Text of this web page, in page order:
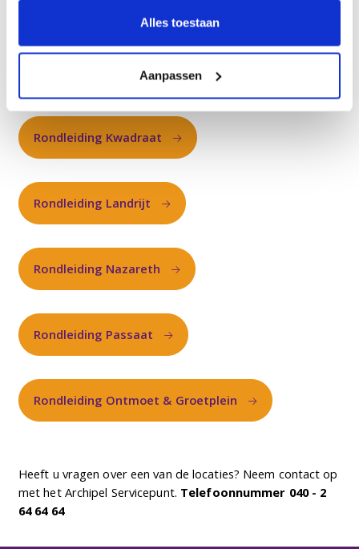
Alles toestaan
Aanpassen
Rondleiding Kanidas
Rondleiding Kwadraat
Rondleiding Landrijt
Rondleiding Nazareth
Rondleiding Passaat
Rondleiding Ontmoet & Groetplein
Heeft u vragen over een van de locaties? Neem contact op
met het Archipel Servicepunt. Telefoonnummer 040 - 2
64 64 64